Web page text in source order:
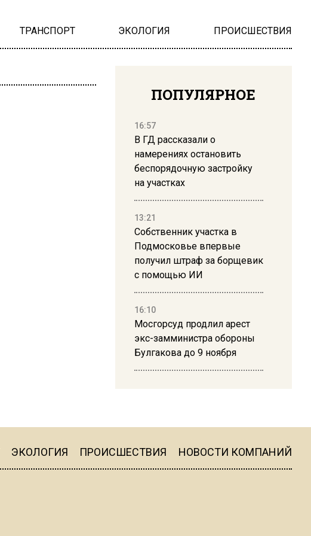
ТРАНСПОРТ ЭКОЛОГИЯ ПРОИСШЕСТВИЯ
ПОПУЛЯРНОЕ
16:57
В ГД рассказали о
намерениях остановить
беспорядочную застройку
на участках
13:21
Собственник участка в
Подмосковье впервые
получил штраф за борщевик
с помощью ИИ
16:10
Мосгорсуд продлил арест
экс-замминистра обороны
Булгакова до 9 ноября
16:19
ЭКОЛОГИЯ ПРОИСШЕСТВИЯ НОВОСТИ КОМПАНИЙ